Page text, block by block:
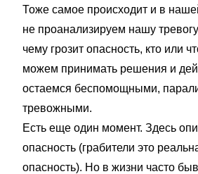
Тоже самое происходит и в
не проанализируем нашу
чему грозит опасность, кто или
можем принимать решения и
остаемся беспомощными,
тревожными.
Есть еще один момент. Здесь
опасность (грабители это
опасность). Но в жизни часто